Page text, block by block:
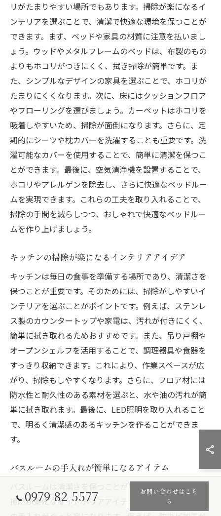
リがたまりやすい場所でもあります。掃除が楽になるイ
ンテリアを選ぶことで、清潔で快適な環境を保つことが
できます。まず、ベッドや家具の材質に注意を払いまし
ょう。ウッドやメタルフレームのベッドは、布製のもの
よりもホコリがつきにくく、拭き掃除が簡単です。ま
た、シンプルなデザインの家具を選ぶことで、ホコリが
たまりにくくなります。次に、床にはクッションフロア
やフローリングを選びましょう。カーペットはホコリを
吸着しやすいため、掃除が面倒になります。さらに、定
期的にシーツや枕カバーを洗濯することも重要です。洗
濯可能なカバーを使用することで、簡単に清潔を保つこ
とができます。最後に、空気清浄機を設置することで、
ホコリやアレルゲンを除去し、さらに快適なベッドルー
ムを実現できます。これらの工夫を取り入れることで、
掃除の手間を減らしつつ、おしゃれで快適なベッドルー
ムを作り上げましょう。
キッチンの掃除が楽になるインテリアアイデア
キッチンは毎日の食事を準備する場所であり、清潔さを
保つことが重要です。そのためには、掃除がしやすいイ
ンテリアを選ぶことがポイントです。例えば、ステンレ
ス製のカウンタートップや家電は、汚れが付きにくく、
簡単に拭き取れるためおすすめです。また、吊り戸棚や
オープンシェルフを活用することで、調理器具や食器を
すっきり収納できます。これにより、作業スペースが広
がり、掃除もしやすくなります。さらに、フロア材には
防水性と耐久性のある素材を選ぶと、水や油の汚れが簡
単に拭き取れます。最後に、LED照明を取り入れること
で、明るく清潔感のあるキッチンを作ることができま
す。
バスルームの手入れが簡単になるアイテム
バスルームは清潔さを保つことが特に重要な空間です。
掃除が楽になるインテリアアイテムを選ぶことで、日々
0979-82-5577
お問い合わせはこち
ら